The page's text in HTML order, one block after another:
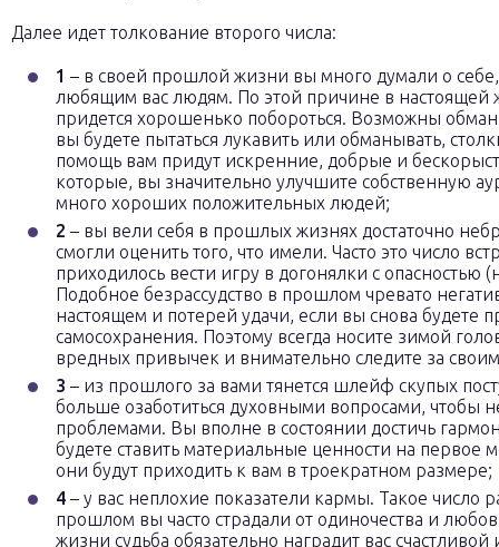
Далее идет толкование второго числа:
1 – в своей прошлой жизни вы много думали о
любящим вас людям. По этой причине в настоящей
придется хорошенько побороться. Возможны
вы будете пытаться лукавить или обманывать,
помощь вам придут искренние, добрые и
которые, вы значительно улучшите собственную
много хороших положительных людей;
2 – вы вели себя в прошлых жизнях достаточно
смогли оценить того, что имели. Часто это число
приходилось вести игру в догонялки с
Подобное безрассудство в прошлом чревато
настоящем и потерей удачи, если вы снова будете
самосохранения. Поэтому всегда носите зимой
вредных привычек и внимательно следите за
3 – из прошлого за вами тянется шлейф скупых
больше озаботиться духовными вопросами, чтобы
проблемами. Вы вполне в состоянии достичь
будете ставить материальные ценности на первое
они будут приходить к вам в троекратном размере;
4 – у вас неплохие показатели кармы. Такое число
прошлом вы часто страдали от одиночества и
жизни судьба обязательно наградит вас